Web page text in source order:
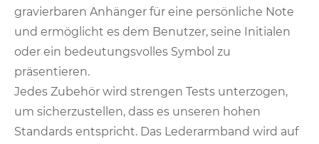
gravierbaren Anhänger für eine persönliche Note
und ermöglicht es dem Benutzer, seine Initialen
oder ein bedeutungsvolles Symbol zu
präsentieren.
Jedes Zubehör wird strengen Tests unterzogen,
um sicherzustellen, dass es unseren hohen
Standards entspricht. Das Lederarmband wird auf